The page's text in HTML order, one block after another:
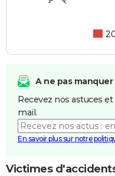
A ne pas manquer
Recevez nos astuces
mail.
En savoir plus sur notre
Victimes